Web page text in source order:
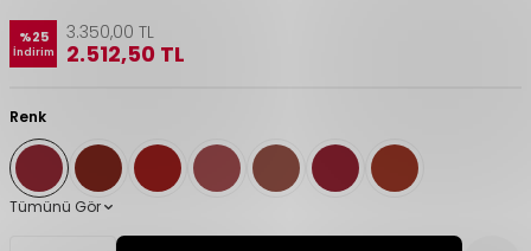
%25
İndirim
3.350,00 TL
2.512,50 TL
Renk
Tümünü Gör